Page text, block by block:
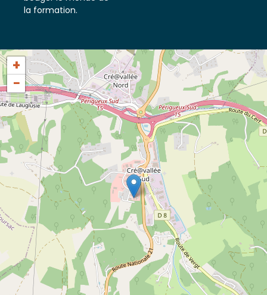
bouger le monde de
+
−